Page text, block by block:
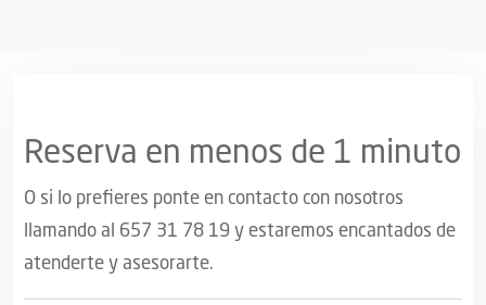
Reserva en menos de 1 minuto
O si lo prefieres ponte en contacto con nosotros
llamando al 657 31 78 19 y estaremos encantados de
atenderte y asesorarte.